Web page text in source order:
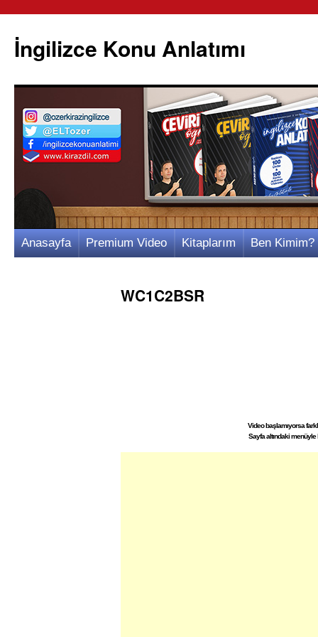
İngilizce Konu Anlatımı
İçeriğe
Anasayfa Premium Video Kitaplarım Ben Kimim?
WC1C2BSR
Video başlamıyorsa
Sayfa altındaki